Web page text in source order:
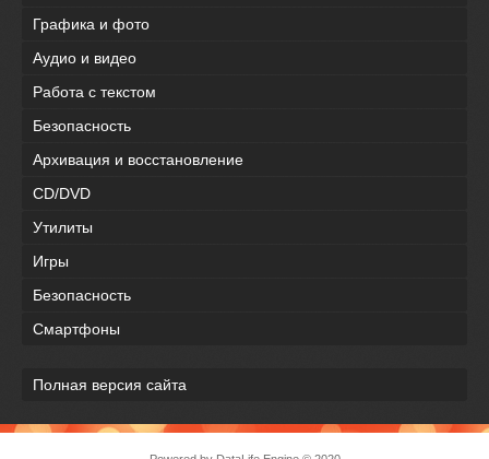
Графика и фото
Аудио и видео
Работа с текстом
Безопасность
Архивация и восстановление
CD/DVD
Утилиты
Игры
Безопасность
Смартфоны
Полная версия сайта